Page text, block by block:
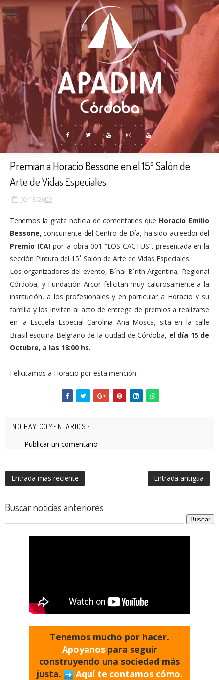
Premian a Horacio Bessone en el 15º Salón de
Arte de Vidas Especiales
10/13/2009
Tenemos la grata noticia de comentarles que Horacio Emilio
Bessone,concurrente del Centro de Día, ha sido acreedor del
Premio ICAIpor la obra-001-“LOS CACTUS”, presentada en la
sección Pintura del 15˚ Salón de Arte de Vidas Especiales.
Los organizadores del evento, B´nai B´rith Argentina, Regional
Córdoba, y Fundación Arcor felicitan muy calurosamente a la
institución, a los profesionales y en particular a Horacio y su
familia y los invitan al acto de entrega de premios a realizarse
en la Escuela Especial Carolina Ana Mosca, sita en la calle
Brasil esquina Belgrano de la ciudad de Córdoba, el día 15 de
Octubre, a las 18:00 hs.
Felicitamos a Horacio por esta mención.
NO HAY COMENTARIOS.:
Publicar un comentario
Entrada más reciente Entrada antigua
Buscar noticias anteriores
Tenemos mucho por hacer.
Apoyanos para seguir
construyendo una sociedad más
justa.
Aquí te contamos cómo.